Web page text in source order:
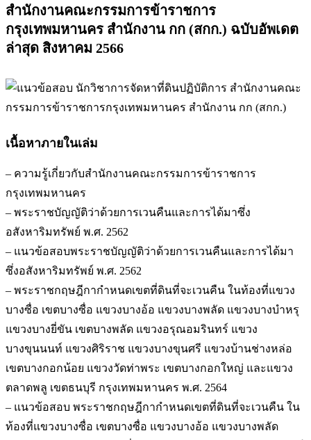
สำนักงานคณะกรรมการข้าราชการ
กรุงเทพมหานคร สำนักงาน กก (สกก.) ฉบับอัพเดต
ล่าสุด สิงหาคม 2566
เนื้อหาภายในเล่ม
– ความรู้เกี่ยวกับสำนักงานคณะกรรมการข้าราชการ
กรุงเทพมหานคร
– พระราชบัญญัติว่าด้วยการเวนคืนและการได้มาซึ่ง
อสังหาริมทรัพย์ พ.ศ. 2562
– แนวข้อสอบพระราชบัญญัติว่าด้วยการเวนคืนและการได้มา
ซึ่งอสังหาริมทรัพย์ พ.ศ. 2562
– พระราชกฤษฎีกากำหนดเขตที่ดินที่จะเวนคืน ในท้องที่แขวง
บางซื่อ เขตบางซื่อ แขวงบางอ้อ แขวงบางพลัด แขวงบางบำหรุ
แขวงบางยี่ขัน เขตบางพลัด แขวงอรุณอมรินทร์ แขวง
บางขุนนนท์ แขวงศิริราช แขวงบางขุนศรี แขวงบ้านช่างหล่อ
เขตบางกอกน้อย แขวงวัดท่าพระ เขตบางกอกใหญ่ และแขวง
ตลาดพลู เขตธนบุรี กรุงเทพมหานคร พ.ศ. 2564
– แนวข้อสอบ พระราชกฤษฎีกากำหนดเขตที่ดินที่จะเวนคืน ใน
ท้องที่แขวงบางซื่อ เขตบางซื่อ แขวงบางอ้อ แขวงบางพลัด